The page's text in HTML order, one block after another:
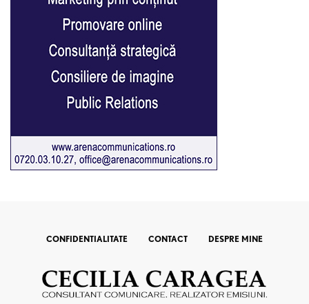
CONFIDENTIALITATE CONTACT DESPRE MINE